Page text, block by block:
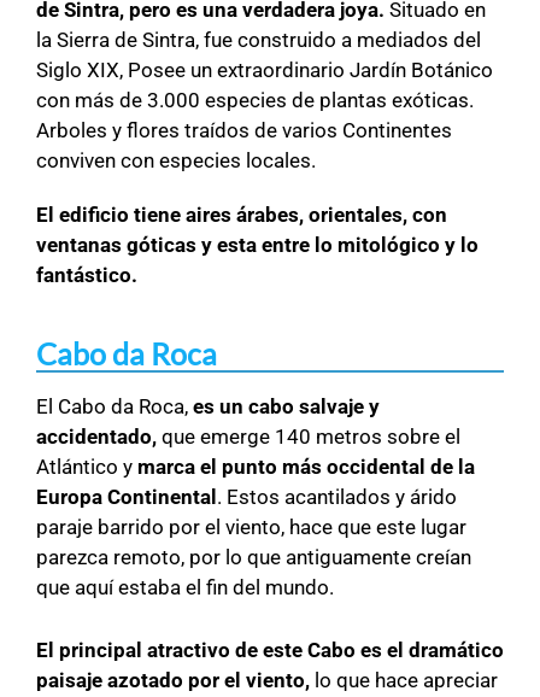
de Sintra, pero es una verdadera joya. Situado en
la Sierra de Sintra, fue construido a mediados del
Siglo XIX, Posee un extraordinario Jardín Botánico
con más de 3.000 especies de plantas exóticas.
Arboles y flores traídos de varios Continentes
conviven con especies locales.
El edificio tiene aires árabes, orientales, con
ventanas góticas y esta entre lo mitológico y lo
fantástico.
Cabo da Roca
El Cabo da Roca, es un cabo salvaje y
accidentado, que emerge 140 metros sobre el
Atlántico y marca el punto más occidental de la
Europa Continental . Estos acantilados y árido
paraje barrido por el viento, hace que este lugar
parezca remoto, por lo que antiguamente creían
que aquí estaba el fin del mundo.
El principal atractivo de este Cabo es el dramático
paisaje azotado por el viento, lo que hace apreciar